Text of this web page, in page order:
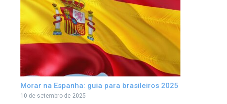
Morar na Espanha: guia para brasileiros 2025
10 de setembro de 2025